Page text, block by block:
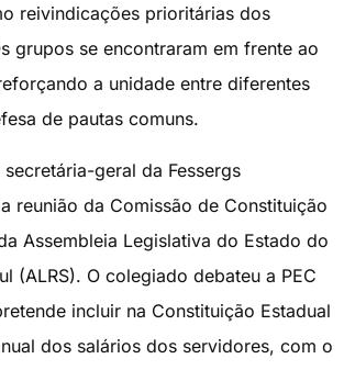
reivindicações prioritárias dos
grupos se encontraram em frente ao
a unidade entre diferentes
de pautas comuns.
secretária-geral da Fessergs
reunião da Comissão de Constituição
Assembleia Legislativa do Estado do
(ALRS). O colegiado debateu a PEC
incluir na Constituição Estadual
dos salários dos servidores, com o